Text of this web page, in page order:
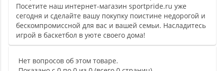
Посетите наш интернет-магазин sportpride.ru уже
сегодня и сделайте вашу покупку поистине недорогой и
бескомпромиссной для вас и вашей семьи. Насладитесь
игрой в баскетбол в уюте своего дома!
Нет вопросов об этом товаре.